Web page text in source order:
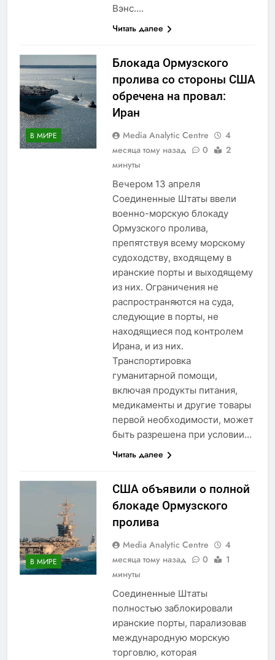
Вэнс….
Читать далее
В МИРЕ
Блокада Ормузского
пролива со стороны США
обречена на провал:
Иран
Media Analytic Centre
4
месяца тому назад
0
2
минуты
Вечером 13 апреля
Соединенные Штаты ввели
военно-морскую блокаду
Ормузского пролива,
препятствуя всему морскому
судоходству, входящему в
иранские порты и выходящему
из них. Ограничения не
распространяются на суда,
следующие в порты, не
находящиеся под контролем
Ирана, и из них.
Транспортировка
гуманитарной помощи,
включая продукты питания,
медикаменты и другие товары
первой необходимости, может
быть разрешена при условии…
Читать далее
В МИРЕ
США объявили о полной
блокаде Ормузского
пролива
Media Analytic Centre
4
месяца тому назад
0
1
минуты
Соединенные Штаты
полностью заблокировали
иранские порты, парализовав
международную морскую
торговлю, которая